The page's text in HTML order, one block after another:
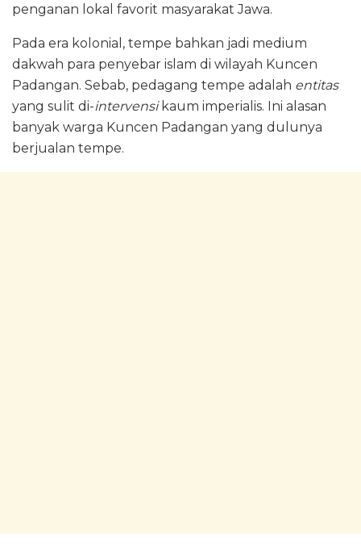
penganan lokal favorit masyarakat Jawa.
Pada era kolonial, tempe bahkan jadi medium
dakwah para penyebar islam di wilayah Kuncen
Padangan. Sebab, pedagang tempe adalah entitas
yang sulit di-intervensikaum imperialis. Ini alasan
banyak warga Kuncen Padangan yang dulunya
berjualan tempe.